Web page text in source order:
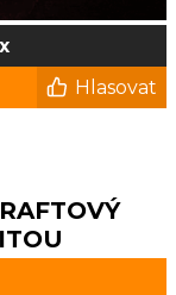
Hlasovat